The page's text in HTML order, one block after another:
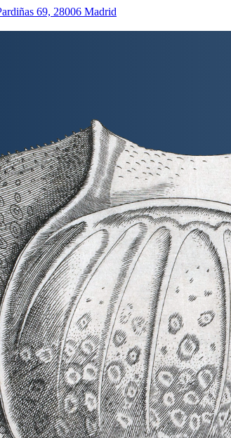
69, 28006 Madrid